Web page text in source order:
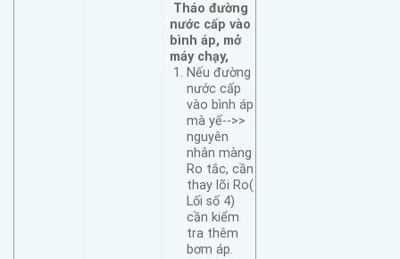
Tháo đường
nước cấp vào
bình áp, mở
máy chạy,
Nếu đường
nước cấp
vào bình áp
mà yế-->>
nguyên
nhân màng
Ro tắc, cần
thay lõi Ro(
Lối số 4)
cần kiểm
tra thêm
bơm áp.